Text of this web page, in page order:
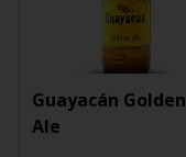
Guayacán Golden
Ale